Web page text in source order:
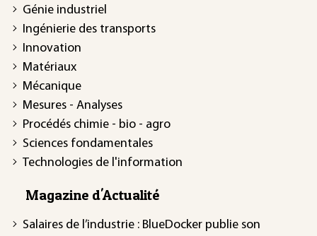
Génie industriel
Ingénierie des transports
Innovation
Matériaux
Mécanique
Mesures - Analyses
Procédés chimie - bio - agro
Sciences fondamentales
Technologies de l'information
Magazine d'Actualité
Salaires de l’industrie : BlueDocker publie son